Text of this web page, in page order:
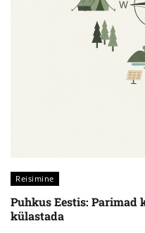
Reisimine
Puhkus Eestis: Parimad
külastada